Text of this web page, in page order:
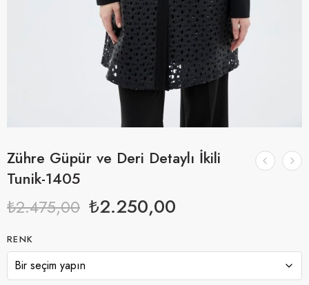
Zühre Güpür ve Deri Detaylı İkili
Tunik-1405
₺2.475,00 ₺2.250,00
RENK